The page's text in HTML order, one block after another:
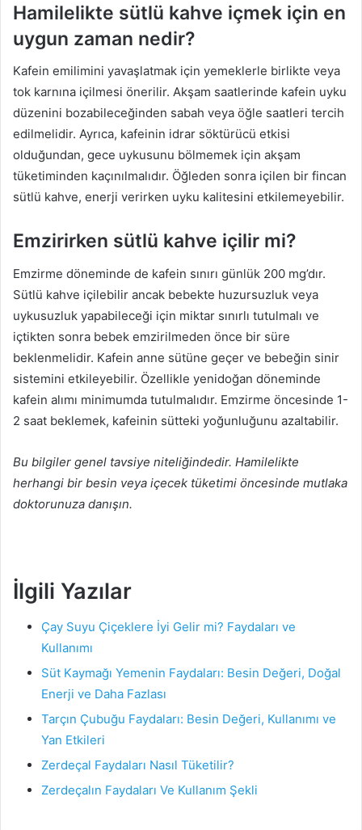
Hamilelikte sütlü kahve içmek için en
uygun zaman nedir?
Kafein emilimini yavaşlatmak için yemeklerle birlikte veya
tok karnına içilmesi önerilir. Akşam saatlerinde kafein uyku
düzenini bozabileceğinden sabah veya öğle saatleri tercih
edilmelidir. Ayrıca, kafeinin idrar söktürücü etkisi
olduğundan, gece uykusunu bölmemek için akşam
tüketiminden kaçınılmalıdır. Öğleden sonra içilen bir fincan
sütlü kahve, enerji verirken uyku kalitesini etkilemeyebilir.
Emzirirken sütlü kahve içilir mi?
Emzirme döneminde de kafein sınırı günlük 200 mg’dır.
Sütlü kahve içilebilir ancak bebekte huzursuzluk veya
uykusuzluk yapabileceği için miktar sınırlı tutulmalı ve
içtikten sonra bebek emzirilmeden önce bir süre
beklenmelidir. Kafein anne sütüne geçer ve bebeğin sinir
sistemini etkileyebilir. Özellikle yenidoğan döneminde
kafein alımı minimumda tutulmalıdır. Emzirme öncesinde 1-
2 saat beklemek, kafeinin sütteki yoğunluğunu azaltabilir.
Bu bilgiler genel tavsiye niteliğindedir. Hamilelikte
herhangi bir besin veya içecek tüketimi öncesinde mutlaka
doktorunuza danışın.
İlgili Yazılar
Çay Suyu Çiçeklere İyi Gelir mi? Faydaları ve
Kullanımı
Süt Kaymağı Yemenin Faydaları: Besin Değeri, Doğal
Enerji ve Daha Fazlası
Tarçın Çubuğu Faydaları: Besin Değeri, Kullanımı ve
Yan Etkileri
Zerdeçal Faydaları Nasıl Tüketilir?
Zerdeçalın Faydaları Ve Kullanım Şekli